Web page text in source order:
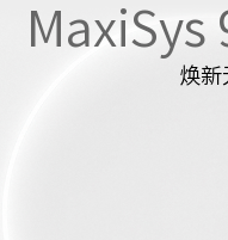
至尊